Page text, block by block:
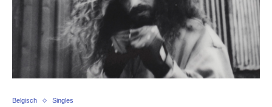
Belgisch Singles